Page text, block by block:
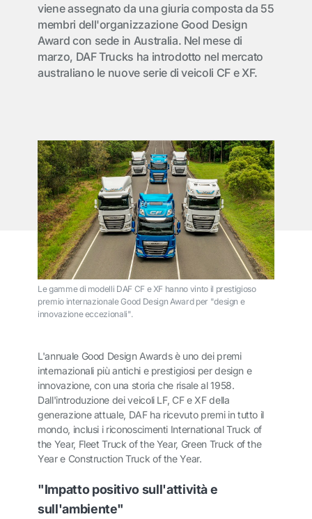
viene assegnato da una giuria composta da 55
membri dell'organizzazione Good Design
Award con sede in Australia. Nel mese di
marzo, DAF Trucks ha introdotto nel mercato
australiano le nuove serie di veicoli CF e XF.
Le gamme di modelli DAF CF e XF hanno vinto il prestigioso
premio internazionale Good Design Award per "design e
innovazione eccezionali".
L'annuale Good Design Awards è uno dei premi
internazionali più antichi e prestigiosi per design e
innovazione, con una storia che risale al 1958.
Dall'introduzione dei veicoli LF, CF e XF della
generazione attuale, DAF ha ricevuto premi in tutto il
mondo, inclusi i riconoscimenti International Truck of
the Year, Fleet Truck of the Year, Green Truck of the
Year e Construction Truck of the Year.
"Impatto positivo sull'attività e
sull'ambiente"